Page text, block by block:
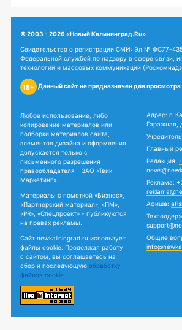
© 2003 - 2026 «Новый Калининград.Ru»
Свидетельство о регистрации СМИ: Эл № ФС77-
Федеральной службой по надзору в сфере связи,
технологий и массовых коммуникаций
18+ Данный сайт не предназначен для
Любое использование, либо
копирование материалов или
подборки материалов сайта,
элементов дизайна и оформления
допускается только с
письменного разрешения
правообладателя - ЗАО «Твик
Маркетинг».
Материалы с пометкой «Бизнес»,
«Партнерский материал», «ПМ»,
«PR», «Спецпроект» - публикуются
на правах рекламы.
Сайт newkaliningrad.ru использует
файлы cookie. Продолжая работу
с сайтом, вы соглашаетесь на
сбор и последующую обработку
файлов cookie.
Адрес: г.
Гаражная,
Главный
Редакция:
Реклама:
Афиша:
Общие